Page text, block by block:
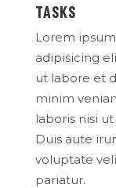
TASKS
Lorem
adipisicing
ut labore et
minim
laboris nisi
Duis aute
voluptate
pariatur.